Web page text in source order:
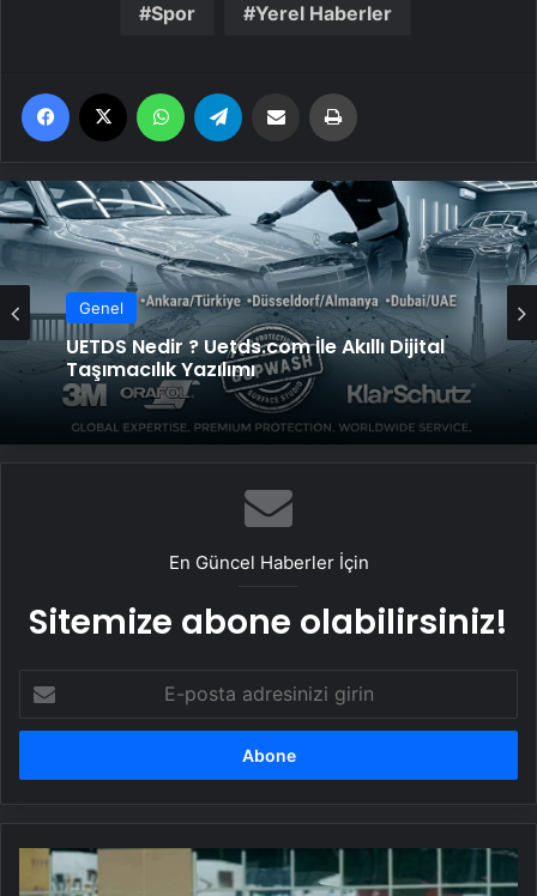
Spor Yerel Haberler
Facebook WhatsApp Email'den paylaş
Genel
UETDS Nedir ? Uetds.com İle Akıllı Dijital
Taşımacılık Yazılımı
En Güncel Haberler İçin
Sitemize abone olabilirsiniz!
posta
adresinizi
Galatasaray
Antalyaspor